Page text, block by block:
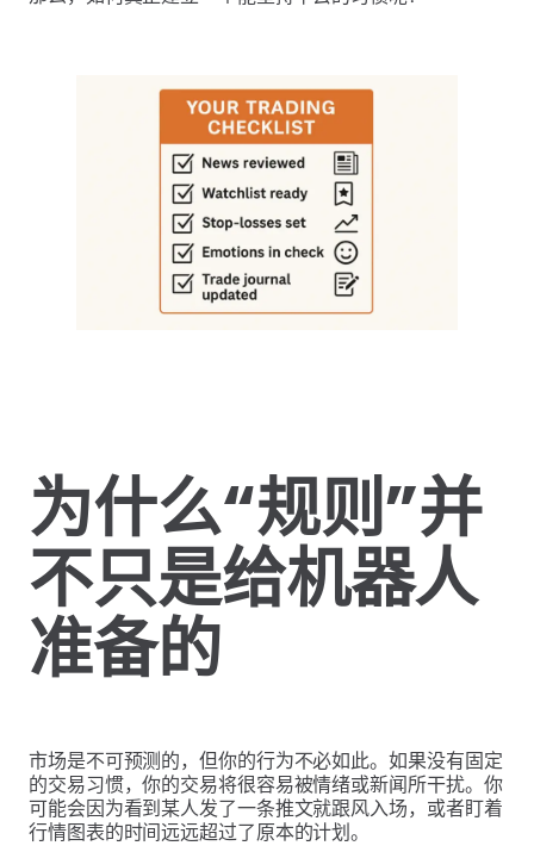
为什么“规则”并
不只是给机器人
准备的
市场是不可预测的，但你的行为不必如此。如果没有固定
的交易习惯，你的交易将很容易被情绪或新闻所干扰。你
可能会因为看到某人发了一条推文就跟风入场，或者盯着
行情图表的时间远远超过了原本的计划。